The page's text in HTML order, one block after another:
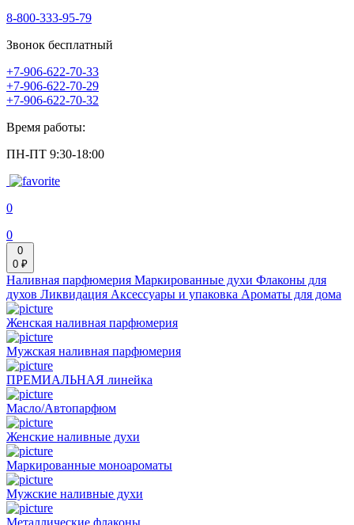
8-800-333-95-79
Звонок бесплатный
+7-906-622-70-33
+7-906-622-70-29
+7-906-622-70-32
Время работы:
ПН-ПТ 9:30-18:00
0
0
0
0 ₽
Наливная парфюмерия Маркированные духи Флаконы для
духов Ликвидация Аксессуары и упаковка Ароматы для дома
Женская наливная парфюмерия
Мужская наливная парфюмерия
ПРЕМИАЛЬНАЯ линейка
Масло/Автопарфюм
Женские наливные духи
Маркированные моноароматы
Мужские наливные духи
Металлические флаконы